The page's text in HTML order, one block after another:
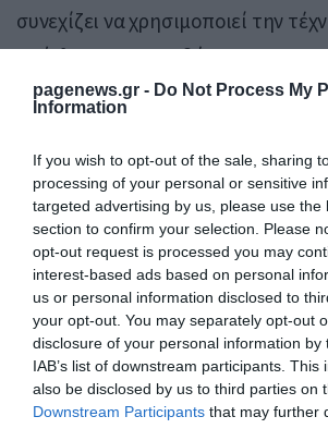
pagenews.gr - Do Not Process My
Information
If you wish to opt-out of the sale, sharing
processing of your personal or sensitive
targeted advertising by us, please use the
section to confirm your selection. Please
opt-out request is processed you may
interest-based ads based on personal
us or personal information disclosed to
your opt-out. You may separately opt-out
disclosure of your personal information by
IAB’s list of downstream participants. This
also be disclosed by us to third parties on
Downstream Participants that may further
συνεχίζει να χρησιμοποιεί την
πρόκλησης, αμφισβήτησης και
μετατρέποντας κάθε νέα του
Πηγή: Pagenews.gr